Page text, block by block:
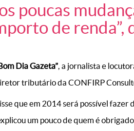
poucas
de
Dia Gazeta”, a jornalista e
tributário da CONFIRP
que em 2014 será possível
um pouco de quem é